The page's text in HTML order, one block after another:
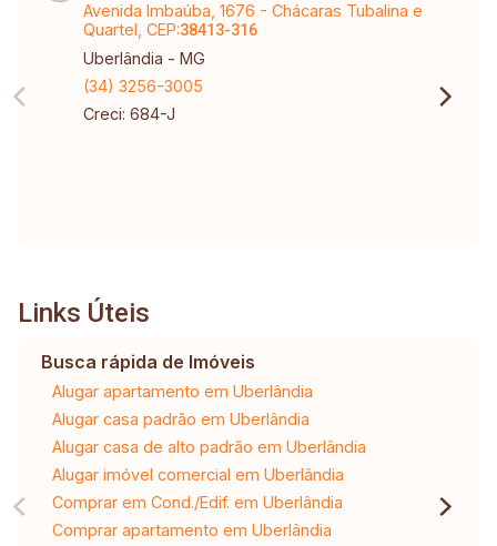
Avenida Imbaúba, 1676 - Chácaras Tubalina e
Quartel, CEP:38413-316
Uberlândia - MG
(34) 3256-3005
Creci: 684-J
Links Úteis
Busca rápida de Imóveis
Alugar apartamento em Uberlândia
Alugar casa padrão em Uberlândia
Alugar casa de alto padrão em Uberlândia
Alugar imóvel comercial em Uberlândia
Comprar em Cond./Edif. em Uberlândia
Comprar apartamento em Uberlândia